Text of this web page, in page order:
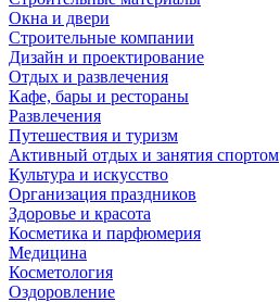
Окна и двери
Строительные компании
Дизайн и проектирование
Отдых и развлечения
Кафе, бары и рестораны
Развлечения
Путешествия и туризм
Активный отдых и занятия спортом
Культура и искусство
Организация праздников
Здоровье и красота
Косметика и парфюмерия
Медицина
Косметология
Оздоровление